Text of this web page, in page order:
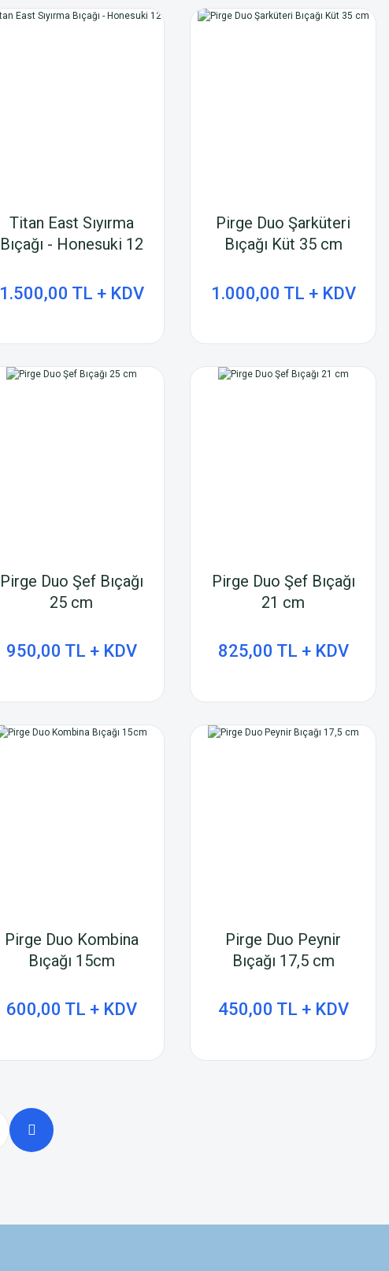
Titan East Sıyırma
Bıçağı - Honesuki 12
1.500,00 TL + KDV
Pirge Duo Şarküteri
Bıçağı Küt 35 cm
1.000,00 TL + KDV
Pirge Duo Şef Bıçağı
25 cm
950,00 TL + KDV
Pirge Duo Şef Bıçağı
21 cm
825,00 TL + KDV
Pirge Duo Kombina
Bıçağı 15cm
600,00 TL + KDV
Pirge Duo Peynir
Bıçağı 17,5 cm
450,00 TL + KDV